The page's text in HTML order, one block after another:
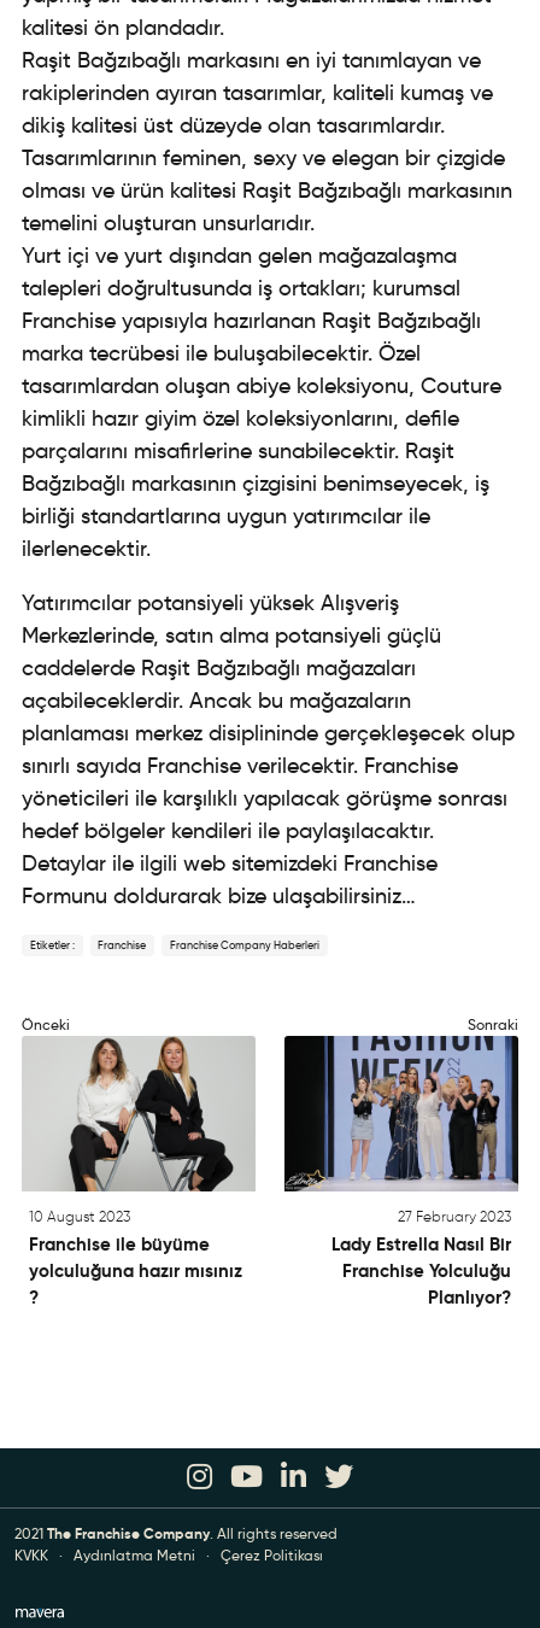
kalitesi ön plandadır.
Raşit Bağzıbağlı markasını en iyi tanımlayan ve
rakiplerinden ayıran tasarımlar, kaliteli kumaş ve
dikiş kalitesi üst düzeyde olan tasarımlardır.
Tasarımlarının feminen, sexy ve elegan bir çizgide
olması ve ürün kalitesi Raşit Bağzıbağlı markasının
temelini oluşturan unsurlarıdır.
Yurt içi ve yurt dışından gelen mağazalaşma
talepleri doğrultusunda iş ortakları; kurumsal
Franchise yapısıyla hazırlanan Raşit Bağzıbağlı
marka tecrübesi ile buluşabilecektir. Özel
tasarımlardan oluşan abiye koleksiyonu, Couture
kimlikli hazır giyim özel koleksiyonlarını, defile
parçalarını misafirlerine sunabilecektir. Raşit
Bağzıbağlı markasının çizgisini benimseyecek, iş
birliği standartlarına uygun yatırımcılar ile
ilerlenecektir.
Yatırımcılar potansiyeli yüksek Alışveriş
Merkezlerinde, satın alma potansiyeli güçlü
caddelerde Raşit Bağzıbağlı mağazaları
açabileceklerdir. Ancak bu mağazaların
planlaması merkez disiplininde gerçekleşecek olup
sınırlı sayıda Franchise verilecektir. Franchise
yöneticileri ile karşılıklı yapılacak görüşme sonrası
hedef bölgeler kendileri ile paylaşılacaktır.
Detaylar ile ilgili web sitemizdeki Franchise
Formunu doldurarak bize ulaşabilirsiniz…
Etiketler : Franchise Franchise Company Haberleri
Önceki
10 August 2023
Franchise ile büyüme
yolculuğuna hazır mısınız
?
Sonraki
27 February 2023
Lady Estrella Nasıl Bir
Franchise Yolculuğu
Planlıyor?
2021 The Franchise Company. All rights reserved
KVKK · Aydınlatma Metni · Çerez Politikası